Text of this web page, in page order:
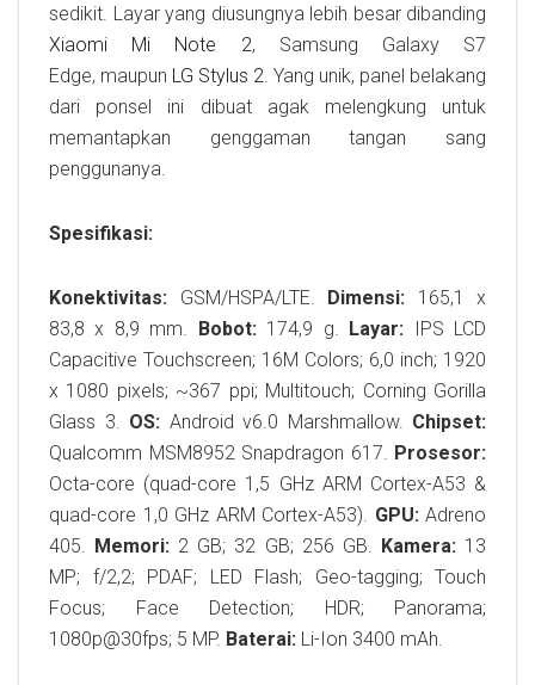
sedikit. Layar yang diusungnya lebih besar dibanding
Xiaomi Mi Note 2, Samsung Galaxy S7
Edge, maupun LG Stylus 2 . Yang unik, panel belakang
dari ponsel ini dibuat agak melengkung untuk
memantapkan genggaman tangan sang
penggunanya.
Spesifikasi:
Konektivitas: GSM/HSPA/LTE. Dimensi: 165,1 x
83,8 x 8,9 mm. Bobot: 174,9 g. Layar: IPS LCD
Capacitive Touchscreen; 16M Colors; 6,0 inch; 1920
x 1080 pixels; ~367 ppi; Multitouch; Corning Gorilla
Glass 3. OS: Android v6.0 Marshmallow. Chipset:
Qualcomm MSM8952 Snapdragon 617. Prosesor:
Octa-core (quad-core 1,5 GHz ARM Cortex-A53 &
quad-core 1,0 GHz ARM Cortex-A53). GPU: Adreno
405. Memori: 2 GB; 32 GB; 256 GB. Kamera: 13
MP; f/2,2; PDAF; LED Flash; Geo-tagging; Touch
Focus; Face Detection; HDR; Panorama;
1080p@30fps; 5 MP. Baterai: Li-Ion 3400 mAh.